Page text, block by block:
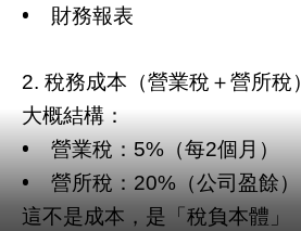
•
財務報表
2. 稅務成本（營業稅＋營所稅）
大概結構：
•
營業稅：5%（每2個月）
•
營所稅：20%（公司盈餘）
這不是成本，是「稅負本體」